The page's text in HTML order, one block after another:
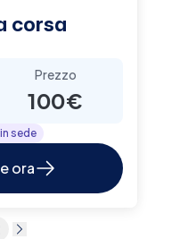
corsa
Prezzo
100€
sede
ora